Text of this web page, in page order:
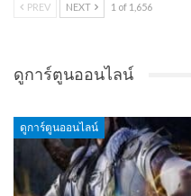
PREV NEXT 1 of 1,656
ดูการ์ตูนออนไลน์
ดูการ์ตูนออนไลน์